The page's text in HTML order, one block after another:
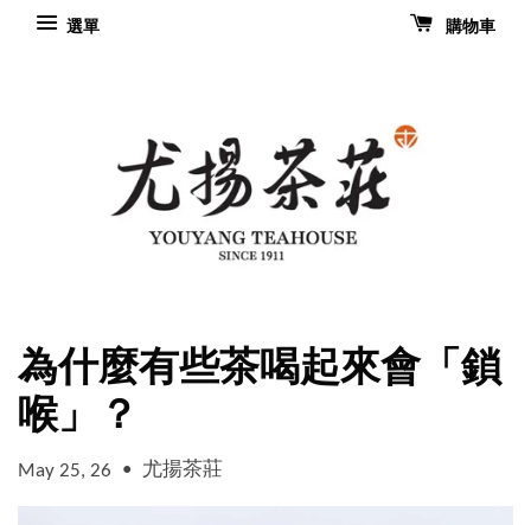
選單 購物車
為什麼有些茶喝起來會「鎖
喉」？
May 25, 26 • 尤揚茶莊